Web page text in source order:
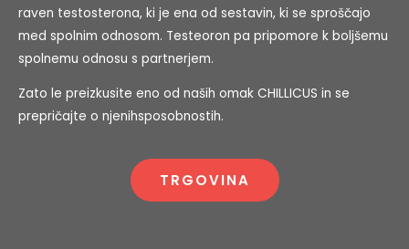
raven testosterona, ki je ena od sestavin, ki se sproščajo
med spolnim odnosom. Testeoron pa pripomore k boljšemu
spolnemu odnosu s partnerjem.
Zato le preizkusite eno od naših omak CHILLICUS in se
prepričajte o njenihsposobnostih.
TRGOVINA